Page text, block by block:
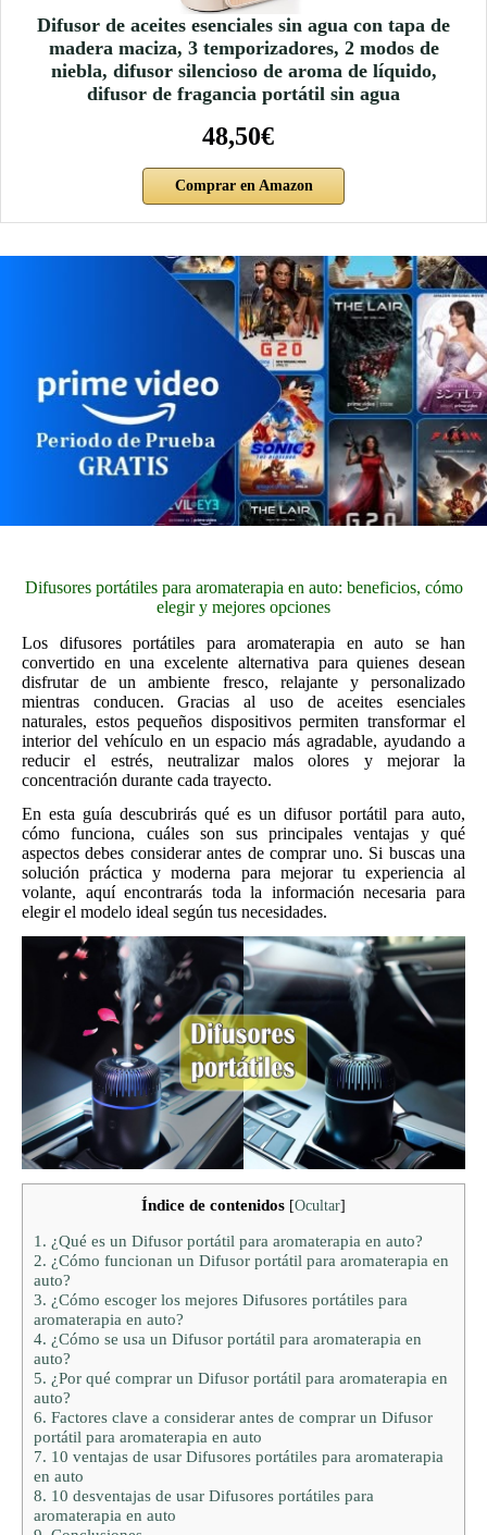
Difusor de aceites esenciales sin agua con tapa de
madera maciza, 3 temporizadores, 2 modos de
niebla, difusor silencioso de aroma de líquido,
difusor de fragancia portátil sin agua
48,50€
Comprar en Amazon
Difusores portátiles para aromaterapia en auto: beneficios, cómo
elegir y mejores opciones
Los difusores portátiles para aromaterapia en auto se han
convertido en una excelente alternativa para quienes desean
disfrutar de un ambiente fresco, relajante y personalizado
mientras conducen. Gracias al uso de aceites esenciales
naturales, estos pequeños dispositivos permiten transformar el
interior del vehículo en un espacio más agradable, ayudando a
reducir el estrés, neutralizar malos olores y mejorar la
concentración durante cada trayecto.
En esta guía descubrirás qué es un difusor portátil para auto,
cómo funciona, cuáles son sus principales ventajas y qué
aspectos debes considerar antes de comprar uno. Si buscas una
solución práctica y moderna para mejorar tu experiencia al
volante, aquí encontrarás toda la información necesaria para
elegir el modelo ideal según tus necesidades.
Índice de contenidos [Ocultar]
1. ¿Qué es un Difusor portátil para aromaterapia en auto?
2. ¿Cómo funcionan un Difusor portátil para aromaterapia en
auto?
3. ¿Cómo escoger los mejores Difusores portátiles para
aromaterapia en auto?
4. ¿Cómo se usa un Difusor portátil para aromaterapia en
auto?
5. ¿Por qué comprar un Difusor portátil para aromaterapia en
auto?
6. Factores clave a considerar antes de comprar un Difusor
portátil para aromaterapia en auto
7. 10 ventajas de usar Difusores portátiles para aromaterapia
en auto
8. 10 desventajas de usar Difusores portátiles para
aromaterapia en auto